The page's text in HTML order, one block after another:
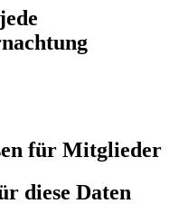
für Mitglieder
diese Daten